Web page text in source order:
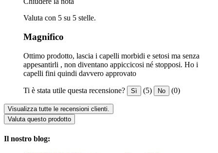
Valuta con 5 su 5 stelle.
Magnifico
Ottimo prodotto, lascia i capelli morbidi e setosi ma senza
appesantirli , non diventano appiccicosi né stopposi. Ho i
capelli fini quindi davvero approvato
Ti è stata utile questa recensione? Sì (5) No (0)
Visualizza tutte le recensioni clienti.
Valuta questo prodotto
Il nostro blog: